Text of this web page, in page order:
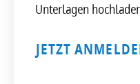
Unterlagen
JETZT